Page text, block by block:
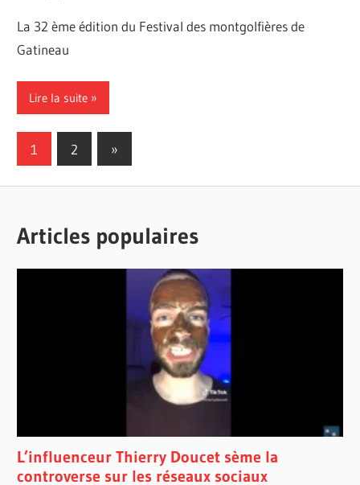
La 32 ème édition du Festival des montgolfières de
Gatineau
Lire la suite
Pagination
1 2
Next
Posts
»
Articles populaires